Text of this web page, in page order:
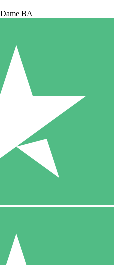
Dame BA